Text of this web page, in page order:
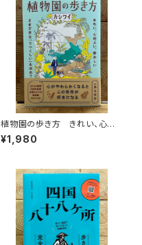
植物園の歩き方 きれい、心地
よい、愛おしい さまざまな「うつ
くしい」を求めて
¥1,980